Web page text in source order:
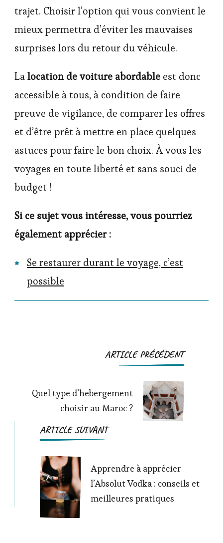
trajet. Choisir l’option qui vous convient le
mieux permettra d’éviter les mauvaises
surprises lors du retour du véhicule.
Lalocation de voiture abordable est donc
accessible à tous, à condition de faire
preuve de vigilance, de comparer les offres
et d’être prêt à mettre en place quelques
astuces pour faire le bon choix. À vous les
voyages en toute liberté et sans souci de
budget !
Si ce sujet vous intéresse, vous pourriez
également apprécier :
Se restaurer durant le voyage, c’est
possible
Navigation
ARTICLE PRÉCÉDENT
Quel type d’hebergement
choisir au Maroc ?
ARTICLE SUIVANT
Apprendre à apprécier
l’Absolut Vodka : conseils et
meilleures pratiques